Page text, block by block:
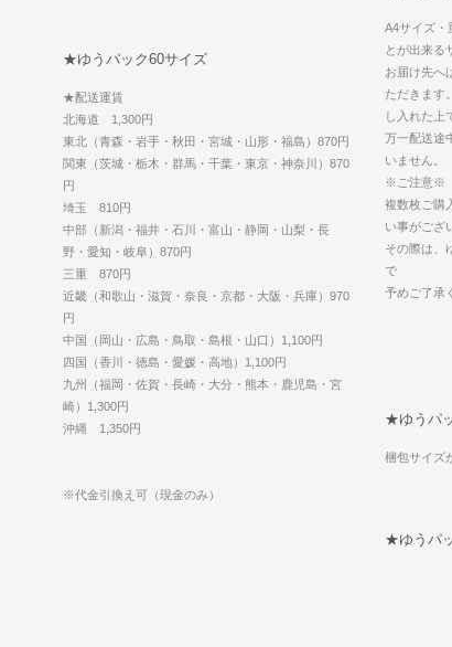
A4サイズ・
とが出来る
お届け先へ
ただきます
し入れた上
万一配送途
いません。
※ご注意※
複数枚ご購
い事がござ
その際は、
で
予めご了承
★ゆうパック60サイズ
★配送運賃
北海道 1,300円
東北（青森・岩手・秋田・宮城・山形・福島）870円
関東（茨城・栃木・群馬・千葉・東京・神奈川）870
円
埼玉 810円
中部（新潟・福井・石川・富山・静岡・山梨・長
野・愛知・岐阜）870円
三重 870円
近畿（和歌山・滋賀・奈良・京都・大阪・兵庫）970
円
中国（岡山・広島・鳥取・島根・山口）1,100円
四国（香川・徳島・愛媛・高地）1,100円
九州（福岡・佐賀・長崎・大分・熊本・鹿児島・宮
崎）1,300円
沖縄 1,350円
※代金引換え可（現金のみ）
★ゆうパ
梱包サイズ
★ゆうパ